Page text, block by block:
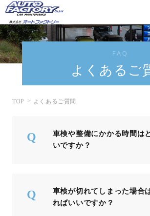
FAQ
よくあるご
TOP よくあるご質問
車検や整備にかかる時間は
いですか？
車検が切れてしまった場合
ればいいですか？